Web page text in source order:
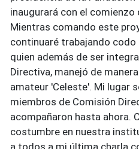
inaugurará con el
Mientras comando este
continuaré trabajando
quien además de ser
Directiva, manejó de
amateur 'Celeste'. Mi lugar
miembros de Comisión
acompañaron hasta ahora.
costumbre en nuestra
a todos a mi última charla